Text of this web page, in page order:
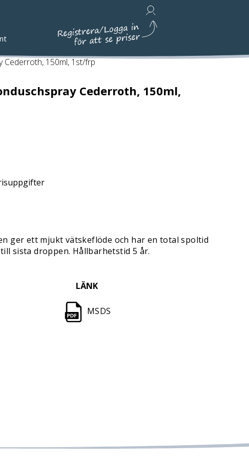
Cederroth, 150ml, 1st/frp
Cederroth, 150ml,
ger ett mjukt vätskeflöde och har en total spoltid
sista droppen. Hållbarhetstid 5 år.
LÄNK
MSDS